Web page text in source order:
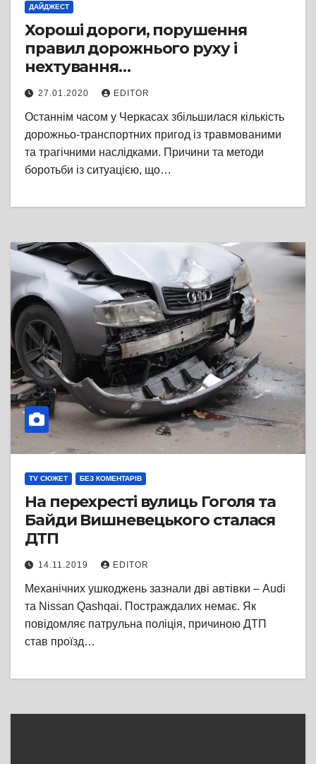
ДАЙДЖЕСТ
Хороші дороги, порушення
правил дорожнього руху і
нехтування
світловідбивальними
елементами на одязі – головні
причини ДТП у Черкасах
27.01.2020 EDITOR
Останнім часом у Черкасах збільшилася кількість
дорожньо-транспортних пригод із травмованими
та трагічними наслідками. Причини та методи
боротьби із ситуацією, що…
TV СЮЖЕТ БЕЗ КОМЕНТАРІВ
На перехресті вулиць Гоголя та
Байди Вишневецького сталася
ДТП
14.11.2019 EDITOR
Механічних ушкоджень зазнали дві автівки – Audi
та Nissan Qashqai. Постраждалих немає. Як
повідомляє патрульна поліція, причиною ДТП
став проїзд…